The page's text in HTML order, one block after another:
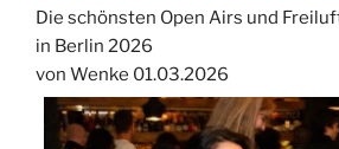
Die schönsten Open Airs und
in Berlin 2026
von Wenke 01.03.2026